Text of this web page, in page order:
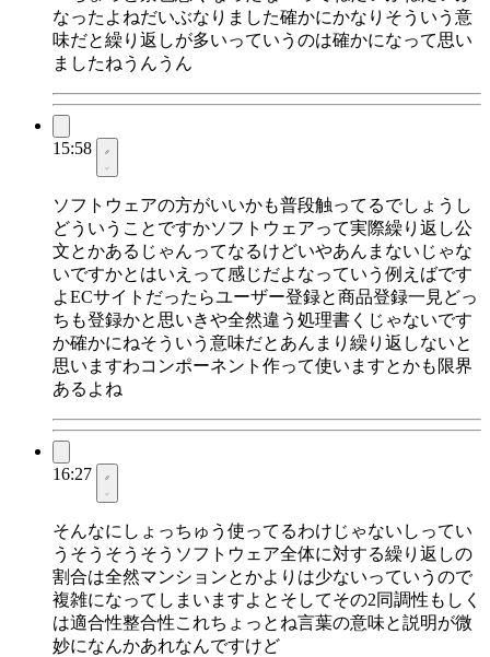
なったよねだいぶなりました確かにかなりそういう意
味だと繰り返しが多いっていうのは確かになって思い
ましたねうんうん
15:58
ソフトウェアの方がいいかも普段触ってるでしょうし
どういうことですかソフトウェアって実際繰り返し公
文とかあるじゃんってなるけどいやあんまないじゃな
いですかとはいえって感じだよなっていう例えばです
よECサイトだったらユーザー登録と商品登録一見どっ
ちも登録かと思いきや全然違う処理書くじゃないです
か確かにねそういう意味だとあんまり繰り返しないと
思いますわコンポーネント作って使いますとかも限界
あるよね
16:27
そんなにしょっちゅう使ってるわけじゃないしってい
うそうそうそうソフトウェア全体に対する繰り返しの
割合は全然マンションとかよりは少ないっていうので
複雑になってしまいますよとそしてその2同調性もしく
は適合性整合性これちょっとね言葉の意味と説明が微
妙になんかあれなんですけど